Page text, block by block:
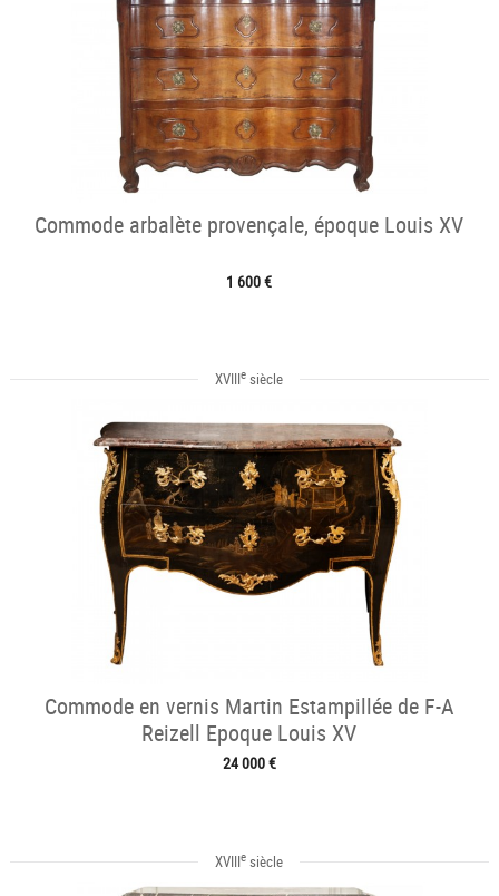
Commode arbalète provençale, époque Louis XV
1 600 €
XVIIIe siècle
Commode en vernis Martin Estampillée de F-A
Reizell Epoque Louis XV
24 000 €
XVIIIe siècle